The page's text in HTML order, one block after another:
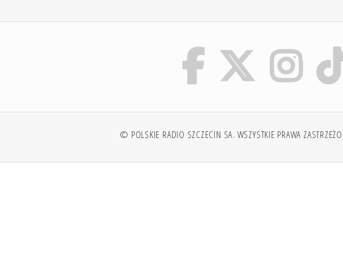
© POLSKIE RADIO SZCZECIN SA. WSZYSTKIE PRAWA